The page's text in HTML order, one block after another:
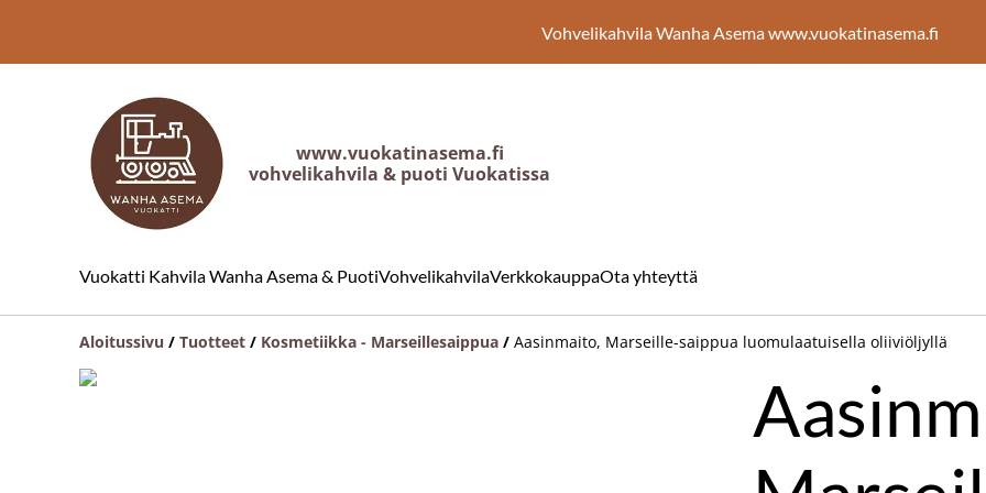
Vohvelikahvila Wanha Asema www.vuokatinasema.fi
www.vuokatinasema.fi
vohvelikahvila & puoti Vuokatissa
Vuokatti Kahvila Wanha Asema & PuotiVohvelikahvilaVerkkokauppaOta yhteyttä
Aloitussivu / Tuotteet / Kosmetiikka - Marseillesaippua / Aasinmaito, Marseille-saippua luomulaatuisella oliiviöljyllä